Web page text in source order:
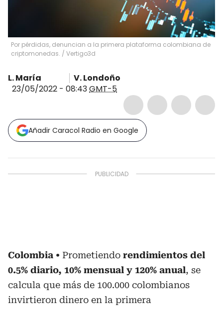
Por pérdidas, denuncian a la primera plataforma colombiana de
criptomonedas. / Vertigo3d
L. María
V. Londoño
23/05/2022 - 08:43GMT-5
Añadir Caracol Radio en Google
Colombia Prometiendo rendimientos del
0.5% diario, 10% mensual y 120% anual, se
calcula que más de 100.000 colombianos
invirtieron dinero en la primera